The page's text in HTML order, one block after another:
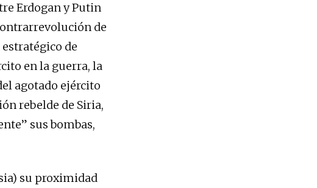
Erdogan y Putin
de
de
en la guerra, la
agotado ejército
rebelde de Siria,
sus bombas,
su proximidad